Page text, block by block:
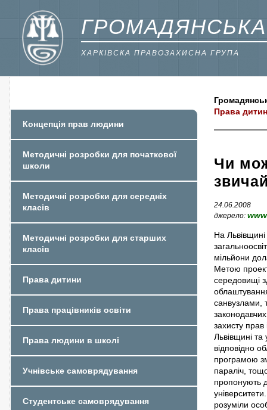
ГРОМАДЯНСЬКА
ХАРКІВСКА ПРАВОЗАХИСНА ГРУПА
Права
Чи
24.06.2008
джерело:
На Львівщині
мільйони
Метою
середовищі
санвузлами,
законодавчих
захисту прав
Львівщині
відповідно
програмою
параліч,
пропонують
розуміли
Концепція прав людини
Методичні розробки для початкової
школи
Методичні розробки для середніх
класів
Методичні розробки для старших
класів
Права дитини
Права працівників освіти
Права людини в школі
Учнівське самоврядування
Студентське самоврядування